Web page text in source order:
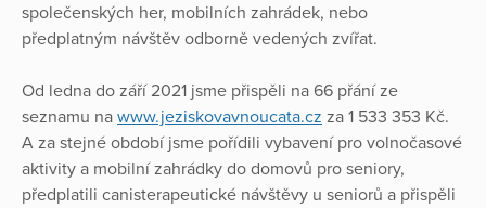
společenských her, mobilních zahrádek, nebo
předplatným návštěv odborně vedených zvířat.
Od ledna do září 2021 jsme přispěli na 66 přání ze
seznamu na www.jeziskovavnoucata.cz za 1 533 353 Kč.
A za stejné období jsme pořídili vybavení pro volnočasové
aktivity a mobilní zahrádky do domovů pro seniory,
předplatili canisterapeutické návštěvy u seniorů a přispěli